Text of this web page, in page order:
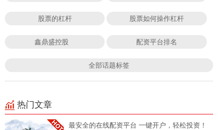
股票的杠杆 股票如何操作杠杆
鑫鼎盛控股 配资平台排名
全部话题标签
热门文章
最安全的在线配资平台 一键开户，轻松投资！